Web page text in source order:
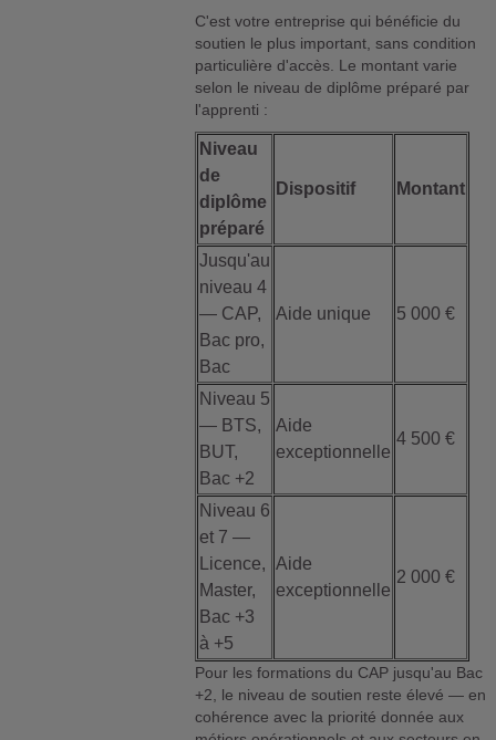
C'est votre entreprise qui bénéficie du
soutien le plus important, sans condition
particulière d'accès. Le montant varie
selon le niveau de diplôme préparé par
l'apprenti :
Niveau
de
diplôme
préparé
Dispositif Montant
Jusqu'au
niveau 4
— CAP,
Bac pro,
Bac
Aide unique 5 000 €
Niveau 5
— BTS,
BUT,
Bac +2
Aide
exceptionnelle
4 500 €
Niveau 6
et 7 —
Licence,
Master,
Bac +3
à +5
Aide
exceptionnelle
2 000 €
Pour les formations du CAP jusqu'au Bac
+2, le niveau de soutien reste élevé — en
cohérence avec la priorité donnée aux